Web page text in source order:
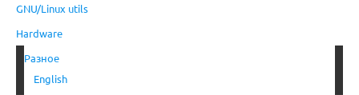
GNU/Linux utils
Hardware
Разное
English